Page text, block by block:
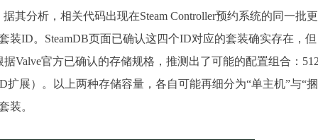
其分析，相关代码出现在Steam Controller预约系统的同一批
装ID。SteamDB页面已确认这四个ID对应的套装确实存在，
Valve官方已确认的存储规格，推测出了可能的配置组合：
扩展）。以上两种存储容量，各自可能再细分为“单主机”与“
装。